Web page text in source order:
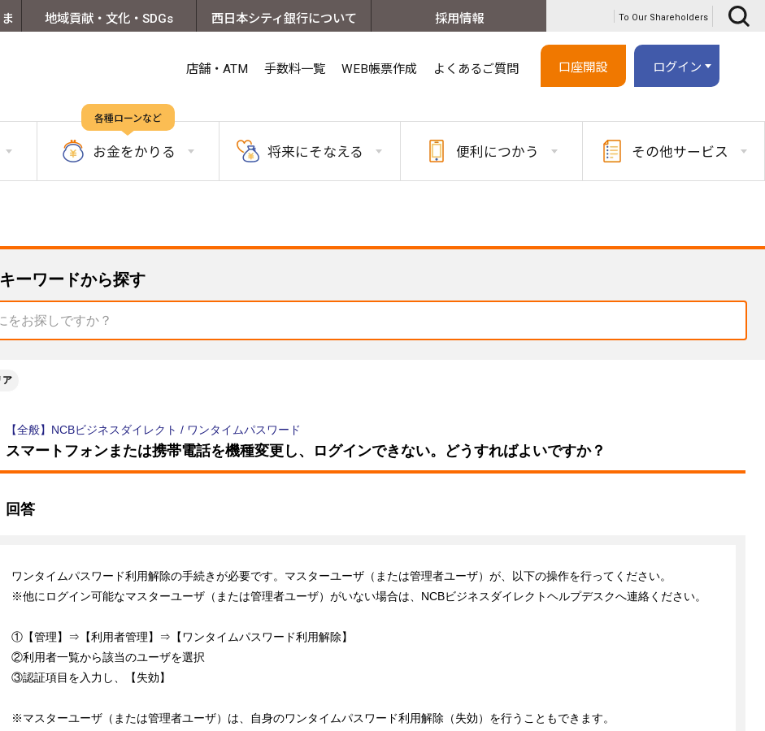
地域貢献・文化・SDGs 西日本シティ銀行について 採用情報 To Our Shareholders
店舗・ATM 手数料一覧 WEB帳票作成 よくあるご質問 口座開設 ログイン
各種ローンなど
お金をかりる 将来にそなえる 便利につかう その他サービス
キーワードから探す
ア
【全般】NCBビジネスダイレクト / ワンタイムパスワード
スマートフォンまたは携帯電話を機種変更し、ログインできない。どうすればよいですか？
回答
ワンタイムパスワード利用解除の手続きが必要です。マスターユーザ（または管理者ユーザ）が、以下の操作を行ってください。
※他にログイン可能なマスターユーザ（または管理者ユーザ）がいない場合は、NCBビジネスダイレクトヘルプデスクへ連絡ください。
①【管理】⇒【利用者管理】⇒【ワンタイムパスワード利用解除】
②利用者一覧から該当のユーザを選択
③認証項目を入力し、【失効】
※マスターユーザ（または管理者ユーザ）は、自身のワンタイムパスワード利用解除（失効）を行うこともできます。